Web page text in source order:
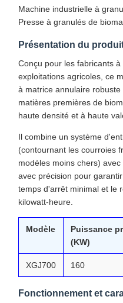
Machine industrielle à
Presse à granulés de
Présentation du
Conçu pour les fabricants
exploitations agricoles, ce
à matrice annulaire
matières premières de
haute densité et à haute
Il combine un système
(contournant les courroies
modèles moins chers)
avec précision pour
temps d'arrêt minimal et le
kilowatt-heure.
Modèle
Puissance
(KW)
XGJ700 160
Fonctionnement et